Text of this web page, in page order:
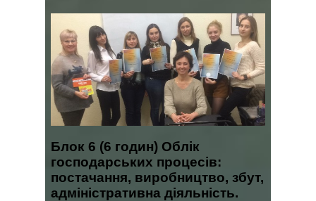
Блок 6 (6 годин) Облік
господарських процесів:
постачання, виробництво, збут,
адміністративна діяльність.